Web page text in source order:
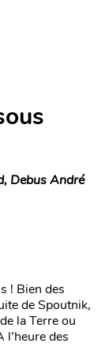
Debus André
! Bien des
de Spoutnik,
la Terre ou
l’heure des